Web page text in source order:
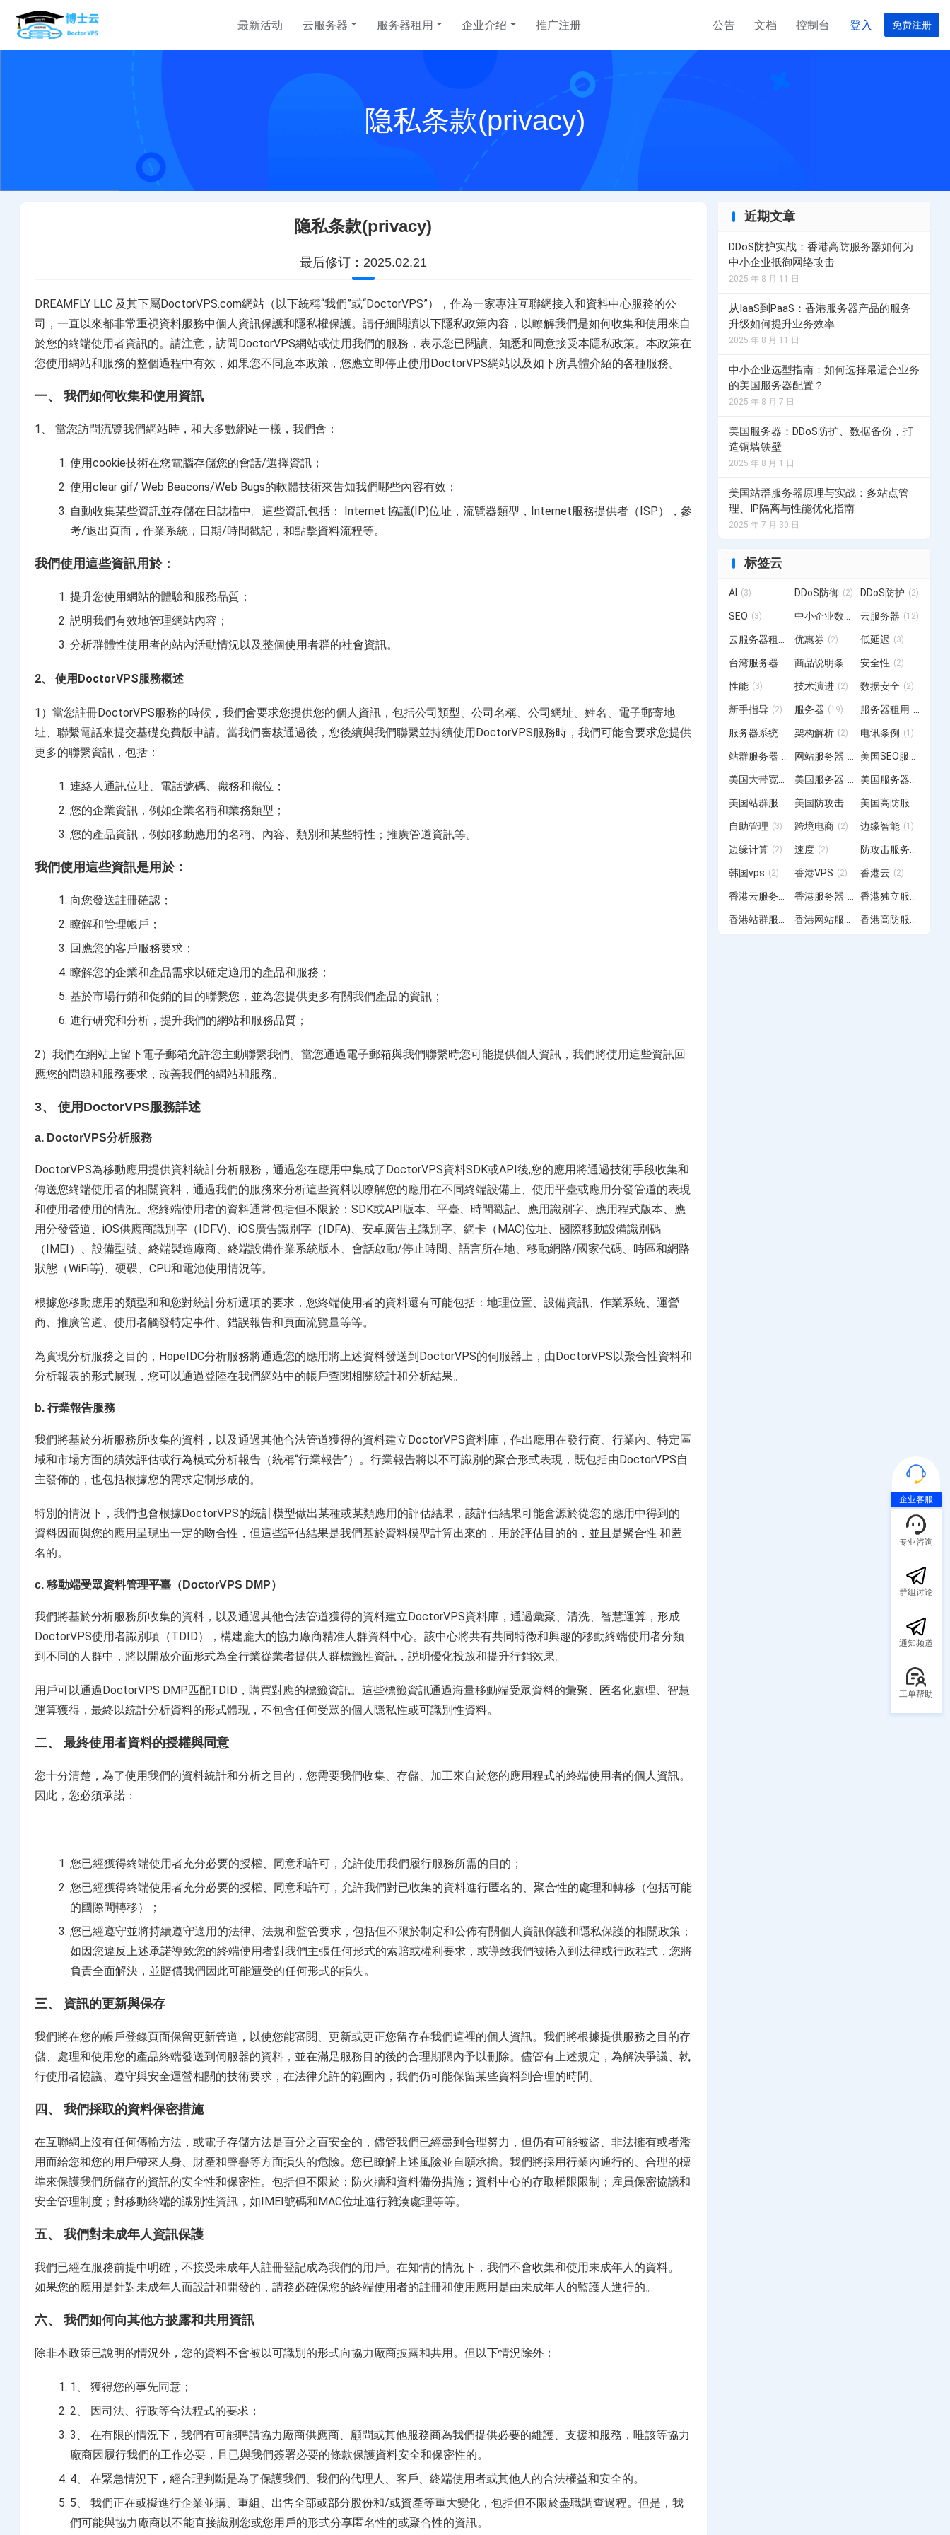
最新活动 云服务器
日本云服务器
选择您的日本云主机计划
韩国云服务器
韩国服务器租用完美计划
泰国云服务器租用，请联系客户经理
越南云服务器
越南云服务器租用，请联系客户经理
柬埔寨服务器
服务器租用
美国站群服务器
选择您的美国高速服务器计划
美国SEO服务器
选择您的美国SEO服务器计划
选择您的香港高速服务器计划
香港站群服务器
选择您的香港站群服务器计划
日本服务器 越南服务器
选择您的越南服务器计划
选择您的香港服务器计划 选择您的新加坡服务器计划 选择您的菲律宾服务器计划
香港独享服务器
选择您的香港独享服务器服务器计划
美国物理服务器
选择您的美国物理服务器计划
澳洲服务器
选择您的澳洲服务器计划
巴西服务器
选择您的巴西服务器计划
荷兰服务器
选择您的荷兰服务器计划
选择您的英国服务器计划
企业介绍
联系我们 帮助中心
中国香港沙田电信 CTG 数据
韩国首尔 KT 数据中心
推广注册 公告 文档 控制台 登入 免费注册
隐私条款(privacy)
隐私条款(privacy)
最后修订：2025.02.21
DREAMFLY LLC 及其下屬DoctorVPS.com網站（以下統稱“我們”或“DoctorVPS”），作為一家專注互聯網接入和資料中心服務的公
司，一直以來都非常重視資料服務中個人資訊保護和隱私權保護。請仔細閱讀以下隱私政策內容，以瞭解我們是如何收集和使用來自
於您的終端使用者資訊的。請注意，訪問DoctorVPS網站或使用我們的服務，表示您已閱讀、知悉和同意接受本隱私政策。本政策在
您使用網站和服務的整個過程中有效，如果您不同意本政策，您應立即停止使用DoctorVPS網站以及如下所具體介紹的各種服務。
一、 我們如何收集和使用資訊
1、 當您訪問流覽我們網站時，和大多數網站一樣，我們會：
使用cookie技術在您電腦存儲您的會話/選擇資訊；
使用clear gif/ Web Beacons/Web Bugs的軟體技術來告知我們哪些內容有效；
自動收集某些資訊並存儲在日誌檔中。這些資訊包括： Internet 協議(IP)位址，流覽器類型，Internet服務提供者（ISP），參
考/退出頁面，作業系統，日期/時間戳記，和點擊資料流程等。
我們使用這些資訊用於：
提升您使用網站的體驗和服務品質；
説明我們有效地管理網站內容；
分析群體性使用者的站內活動情況以及整個使用者群的社會資訊。
2、 使用DoctorVPS服務概述
1）當您註冊DoctorVPS服務的時候，我們會要求您提供您的個人資訊，包括公司類型、公司名稱、公司網址、姓名、電子郵寄地
址、聯繫電話來提交基礎免費版申請。當我們審核通過後，您後續與我們聯繫並持續使用DoctorVPS服務時，我們可能會要求您提供
更多的聯繫資訊，包括：
連絡人通訊位址、電話號碼、職務和職位；
您的企業資訊，例如企業名稱和業務類型；
您的產品資訊，例如移動應用的名稱、內容、類別和某些特性；推廣管道資訊等。
我們使用這些資訊是用於：
向您發送註冊確認；
瞭解和管理帳戶；
回應您的客戶服務要求；
瞭解您的企業和產品需求以確定適用的產品和服務；
基於市場行銷和促銷的目的聯繫您，並為您提供更多有關我們產品的資訊；
進行研究和分析，提升我們的網站和服務品質；
2）我們在網站上留下電子郵箱允許您主動聯繫我們。當您通過電子郵箱與我們聯繫時您可能提供個人資訊，我們將使用這些資訊回
應您的問題和服務要求，改善我們的網站和服務。
3、 使用DoctorVPS服務詳述
a. DoctorVPS分析服務
DoctorVPS為移動應用提供資料統計分析服務，通過您在應用中集成了DoctorVPS資料SDK或API後,您的應用將通過技術手段收集和
傳送您終端使用者的相關資料，通過我們的服務來分析這些資料以瞭解您的應用在不同終端設備上、使用平臺或應用分發管道的表現
和使用者使用的情況。您終端使用者的資料通常包括但不限於：SDK或API版本、平臺、時間戳記、應用識別字、應用程式版本、應
用分發管道、iOS供應商識別字（IDFV)、iOS廣告識別字（IDFA)、安卓廣告主識別字、網卡（MAC)位址、國際移動設備識別碼
（IMEI）、設備型號、終端製造廠商、終端設備作業系統版本、會話啟動/停止時間、語言所在地、移動網路/國家代碼、時區和網路
狀態（WiFi等)、硬碟、CPU和電池使用情況等。
根據您移動應用的類型和和您對統計分析選項的要求，您終端使用者的資料還有可能包括：地理位置、設備資訊、作業系統、運營
商、推廣管道、使用者觸發特定事件、錯誤報告和頁面流覽量等等。
為實現分析服務之目的，HopeIDC分析服務將通過您的應用將上述資料發送到DoctorVPS的伺服器上，由DoctorVPS以聚合性資料和
分析報表的形式展現，您可以通過登陸在我們網站中的帳戶查閱相關統計和分析結果。
b. 行業報告服務
我們將基於分析服務所收集的資料，以及通過其他合法管道獲得的資料建立DoctorVPS資料庫，作出應用在發行商、行業內、特定區
域和市場方面的績效評估或行為模式分析報告（統稱“行業報告”）。行業報告將以不可識別的聚合形式表現，既包括由DoctorVPS自
主發佈的，也包括根據您的需求定制形成的。
特別的情況下，我們也會根據DoctorVPS的統計模型做出某種或某類應用的評估結果，該評估結果可能會源於從您的應用中得到的
資料因而與您的應用呈現出一定的吻合性，但這些評估結果是我們基於資料模型計算出來的，用於評估目的的，並且是聚合性 和匿
名的。
c. 移動端受眾資料管理平臺（DoctorVPS DMP）
我們將基於分析服務所收集的資料，以及通過其他合法管道獲得的資料建立DoctorVPS資料庫，通過彙聚、清洗、智慧運算，形成
DoctorVPS使用者識別項（TDID），構建龐大的協力廠商精准人群資料中心。該中心將共有共同特徵和興趣的移動終端使用者分類
到不同的人群中，將以開放介面形式為全行業從業者提供人群標籤性資訊，説明優化投放和提升行銷效果。
用戶可以通過DoctorVPS DMP匹配TDID，購買對應的標籤資訊。這些標籤資訊通過海量移動端受眾資料的彙聚、匿名化處理、智慧
運算獲得，最終以統計分析資料的形式體現，不包含任何受眾的個人隱私性或可識別性資料。
二、 最終使用者資料的授權與同意
您十分清楚，為了使用我們的資料統計和分析之目的，您需要我們收集、存儲、加工來自於您的應用程式的終端使用者的個人資訊。
因此，您必須承諾：
您已經獲得終端使用者充分必要的授權、同意和許可，允許使用我們履行服務所需的目的；
您已經獲得終端使用者充分必要的授權、同意和許可，允許我們對已收集的資料進行匿名的、聚合性的處理和轉移（包括可能
的國際間轉移）；
您已經遵守並將持續遵守適用的法律、法規和監管要求，包括但不限於制定和公佈有關個人資訊保護和隱私保護的相關政策；
如因您違反上述承諾導致您的終端使用者對我們主張任何形式的索賠或權利要求，或導致我們被捲入到法律或行政程式，您將
負責全面解決，並賠償我們因此可能遭受的任何形式的損失。
三、 資訊的更新與保存
我們將在您的帳戶登錄頁面保留更新管道，以使您能審閱、更新或更正您留存在我們這裡的個人資訊。我們將根據提供服務之目的存
儲、處理和使用您的產品終端發送到伺服器的資料，並在滿足服務目的後的合理期限內予以刪除。儘管有上述規定，為解決爭議、執
行使用者協議、遵守與安全運營相關的技術要求，在法律允許的範圍內，我們仍可能保留某些資料到合理的時間。
四、 我們採取的資料保密措施
在互聯網上沒有任何傳輸方法，或電子存儲方法是百分之百安全的，儘管我們已經盡到合理努力，但仍有可能被盜、非法擁有或者濫
用而給您和您的用戶帶來人身、財產和聲譽等方面損失的危險。您已瞭解上述風險並自願承擔。我們將採用行業內通行的、合理的標
準來保護我們所儲存的資訊的安全性和保密性。包括但不限於：防火牆和資料備份措施；資料中心的存取權限限制；雇員保密協議和
安全管理制度；對移動終端的識別性資訊，如IMEI號碼和MAC位址進行雜湊處理等等。
五、 我們對未成年人資訊保護
我們已經在服務前提中明確，不接受未成年人註冊登記成為我們的用戶。在知情的情況下，我們不會收集和使用未成年人的資料。
如果您的應用是針對未成年人而設計和開發的，請務必確保您的終端使用者的註冊和使用應用是由未成年人的監護人進行的。
六、 我們如何向其他方披露和共用資訊
除非本政策已說明的情況外，您的資料不會被以可識別的形式向協力廠商披露和共用。但以下情況除外：
1、 獲得您的事先同意；
2、 因司法、行政等合法程式的要求；
3、 在有限的情況下，我們有可能聘請協力廠商供應商、顧問或其他服務商為我們提供必要的維護、支援和服務，唯該等協力
廠商因履行我們的工作必要，且已與我們簽署必要的條款保護資料安全和保密性的。
4、 在緊急情況下，經合理判斷是為了保護我們、我們的代理人、客戶、終端使用者或其他人的合法權益和安全的。
5、 我們正在或擬進行企業並購、重組、出售全部或部分股份和/或資產等重大變化，包括但不限於盡職調查過程。但是，我
們可能與協力廠商以不能直接識別您或您用戶的形式分享匿名性的或聚合性的資訊。
近期文章
DDoS防护实战：香港高防服务器如何为
中小企业抵御网络攻击
2025 年 8 月 11 日
从IaaS到PaaS：香港服务器产品的服务
升级如何提升业务效率
2025 年 8 月 11 日
中小企业选型指南：如何选择最适合业务
的美国服务器配置？
2025 年 8 月 7 日
美国服务器：DDoS防护、数据备份，打
造铜墙铁壁
2025 年 8 月 1 日
美国站群服务器原理与实战：多站点管
理、IP隔离与性能优化指南
2025 年 7 月 30 日
标签云
AI (3) DDoS防御 (2) DDoS防护 (2)
SEO (3) (3)
云服务器 (12)
(4)
优惠券 (2) 低延迟 (3)
台湾服务器 (2)
安全性 (2)
性能 (3) 技术演进 (2) 数据安全 (2)
新手指导 (2) 服务器 (19) 服务器租用
服务器系统 架构解析 (2) 电讯条例 (1)
站群服务器 网站服务器
美国大带宽服务器 (1)
美国服务器
(19) 美国防攻击服务器 (3)
自助管理 (3) 跨境电商 (2) 边缘智能 (1)
边缘计算 (2) 速度 (2)
韩国vps (2) 香港VPS (2) 香港云 (2)
(6)
香港服务器
(11) (3)
企业客服
专业咨询
群组讨论
通知频道
工单帮助